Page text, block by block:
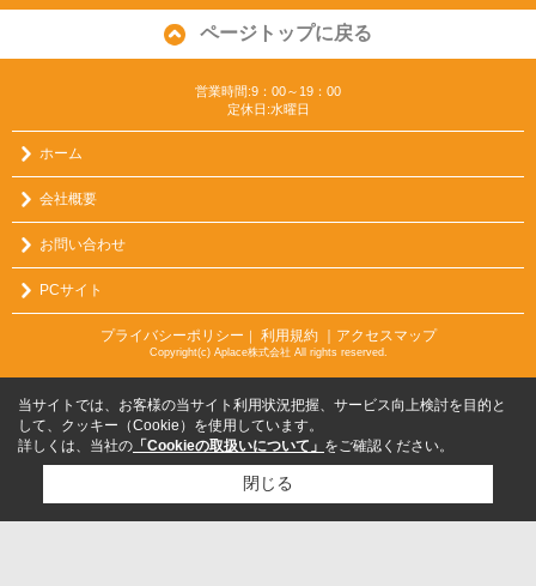
ページトップに戻る
営業時間:9：00～19：00
定休日:水曜日
ホーム
会社概要
お問い合わせ
PCサイト
プライバシーポリシー ｜ 利用規約 ｜アクセスマップ
Copyright(c) Aplace株式会社 All rights reserved.
当サイトでは、お客様の当サイト利用状況把握、サービス向上検討を目的と
して、クッキー（Cookie）を使用しています。
詳しくは、当社の 「Cookieの取扱いについて」 をご確認ください。
閉じる